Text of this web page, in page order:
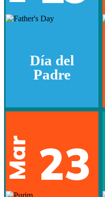
Día del
Padre
Mar 23